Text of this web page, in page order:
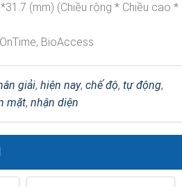
(mm) (Chiều rộng * Chiều cao *
BioAccess
giải, hiện nay, chế độ, tự động,
mặt, nhận diện